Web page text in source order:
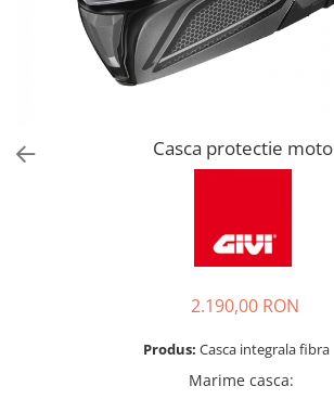
Casca protectie moto
2.190,00 RON
Produs: Casca integrala fibra
Marime casca: